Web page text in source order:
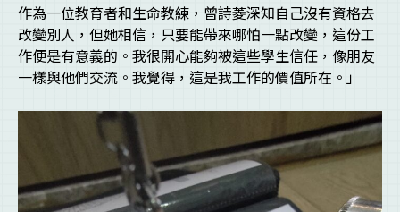
作為一位教育者和生命教練，曾詩菱深知自己沒有資格去
改變別人，但她相信，只要能帶來哪怕一點改變，這份工
作便是有意義的。我很開心能夠被這些學生信任，像朋友
一樣與他們交流。我覺得，這是我工作的價值所在。」